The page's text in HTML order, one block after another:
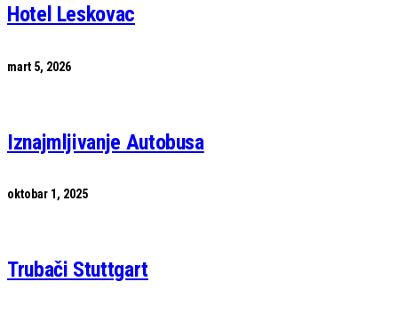
Hotel Leskovac
mart 5, 2026
Iznajmljivanje Autobusa
oktobar 1, 2025
Trubači Stuttgart